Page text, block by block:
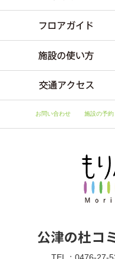
お問い合わせ 施設の予約
TEL：0476-27-